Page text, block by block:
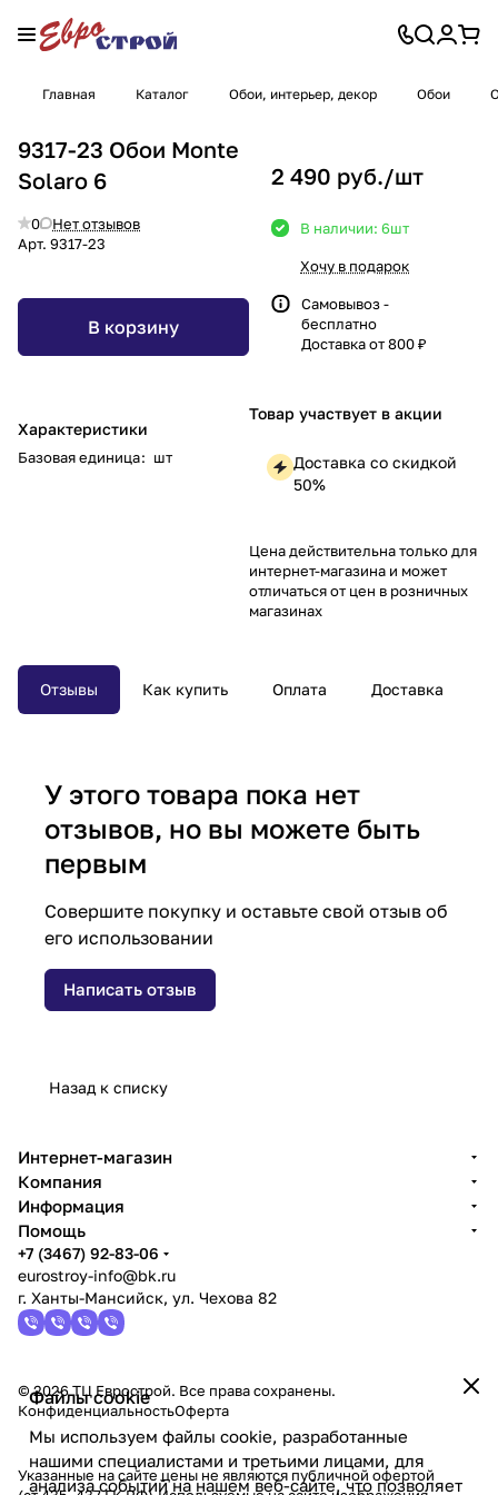
Главная Каталог Обои, интерьер, декор Обои
9317-23 Обои Monte
Solaro 6
0
Нет отзывов
Арт. 9317-23
В корзину
Характеристики
Базовая единица: шт
2 490 руб./шт
В наличии: 6шт
Хочу в подарок
Самовывоз -
бесплатно
Доставка от 800 ₽
Товар участвует в акции
Доставка со скидкой
50%
Цена действительна только для
интернет-магазина и может
отличаться от цен в розничных
магазинах
Отзывы Как купить Оплата Доставка
У этого товара пока нет
отзывов, но вы можете быть
первым
Совершите покупку и оставьте свой отзыв об
его использовании
Написать отзыв
Назад к списку
Файлы cookie
Мы используем файлы cookie, разработанные
нашими специалистами и третьими лицами, для
анализа событий на нашем веб-сайте, что позволяет
Интернет-магазин
Компания
Информация
Помощь
+7 (3467) 92-83-06
eurostroy-info@bk.ru
г. Ханты-Мансийск, ул. Чехова 82
© 2026 ТЦ Еврострой. Все права сохранены.
КонфиденциальностьОферта
Указанные на сайте цены не являются публичной офертой